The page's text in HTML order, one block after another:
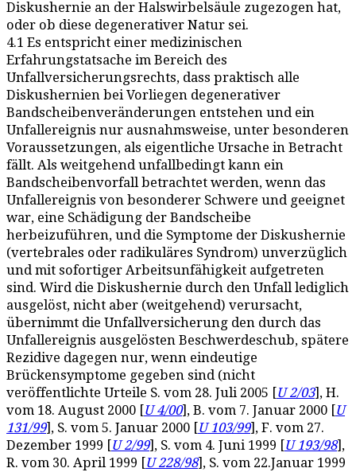
Diskushernie an der Halswirbelsäule zugezogen hat,
oder ob diese degenerativer Natur sei.
4.1 Es entspricht einer medizinischen
Erfahrungstatsache im Bereich des
Unfallversicherungsrechts, dass praktisch alle
Diskushernien bei Vorliegen degenerativer
Bandscheibenveränderungen entstehen und ein
Unfallereignis nur ausnahmsweise, unter besonderen
Voraussetzungen, als eigentliche Ursache in Betracht
fällt. Als weitgehend unfallbedingt kann ein
Bandscheibenvorfall betrachtet werden, wenn das
Unfallereignis von besonderer Schwere und geeignet
war, eine Schädigung der Bandscheibe
herbeizuführen, und die Symptome der Diskushernie
(vertebrales oder radikuläres Syndrom) unverzüglich
und mit sofortiger Arbeitsunfähigkeit aufgetreten
sind. Wird die Diskushernie durch den Unfall lediglich
ausgelöst, nicht aber (weitgehend) verursacht,
übernimmt die Unfallversicherung den durch das
Unfallereignis ausgelösten Beschwerdeschub, spätere
Rezidive dagegen nur, wenn eindeutige
Brückensymptome gegeben sind (nicht
veröffentlichte Urteile S. vom 28. Juli 2005 [U 2/03], H.
vom 18. August 2000 [U 4/00], B. vom 7. Januar 2000 [U
131/99], S. vom 5. Januar 2000 [U 103/99], F. vom 27.
Dezember 1999 [U 2/99], S. vom 4. Juni 1999 [U 193/98],
R. vom 30. April 1999 [U 228/98], S. vom 22.Januar 1999